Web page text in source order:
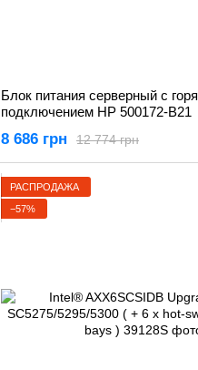
Блок питания серверный с
подключением HP 500172-B21
12 774 грн
8 686 грн
РАСПРОДАЖА
−57%